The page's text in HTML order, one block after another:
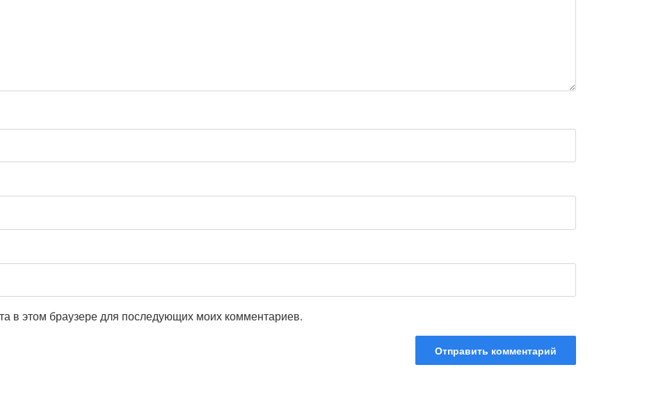
в этом браузере для последующих моих комментариев.